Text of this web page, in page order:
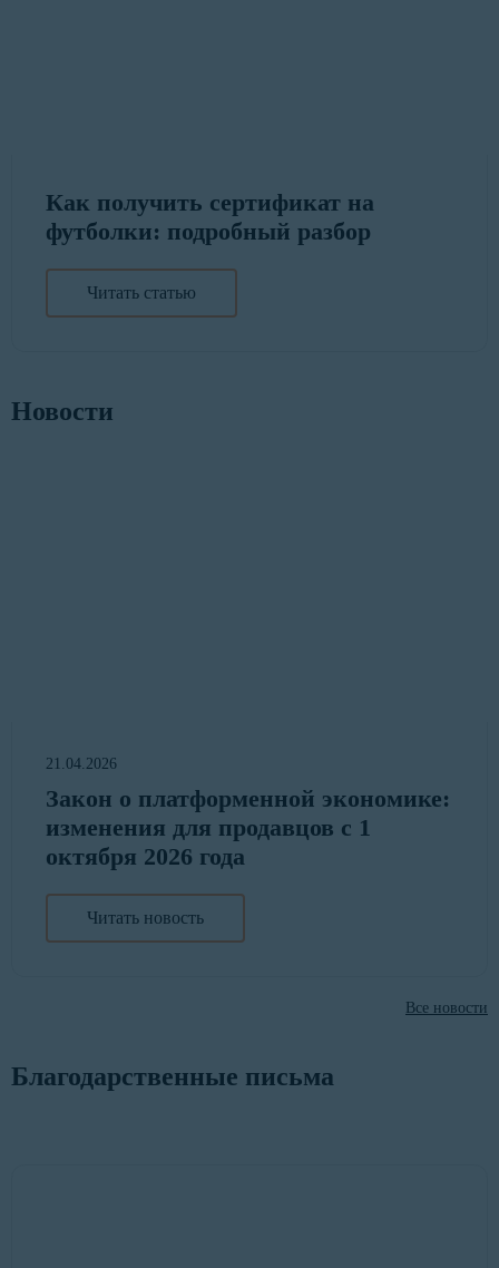
Как получить сертификат на
футболки: подробный разбор
Читать статью
Новости
21.04.2026
Закон о платформенной экономике:
изменения для продавцов с 1
октября 2026 года
Читать новость
Все новости
Благодарственные письма